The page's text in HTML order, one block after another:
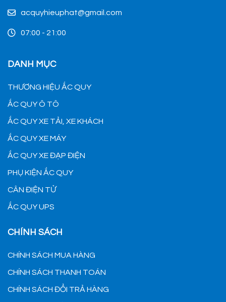
acquyhieuphat@gmail.com
07:00 - 21:00
DANH MỤC
THƯƠNG HIỆU ẮC QUY
ẮC QUY Ô TÔ
ẮC QUY XE TẢI, XE KHÁCH
ẮC QUY XE MÁY
ẮC QUY XE ĐẠP ĐIỆN
PHỤ KIỆN ẮC QUY
CÂN ĐIỆN TỬ
ẮC QUY UPS
CHÍNH SÁCH
CHÍNH SÁCH MUA HÀNG
CHÍNH SÁCH THANH TOÁN
CHÍNH SÁCH ĐỔI TRẢ HÀNG